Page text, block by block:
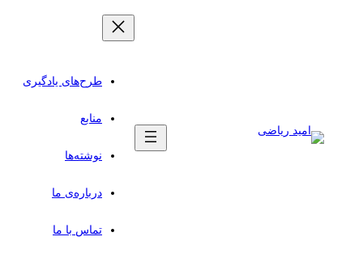
طرح‌های یادگیری
منابع
نوشته‌ها
درباره‌ی ما
تماس با ما